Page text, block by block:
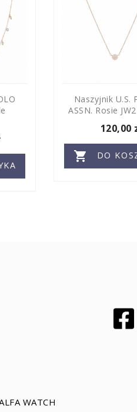
Naszyjnik U.S.
ASSN. Rosie
120,00
 DO
WATCH